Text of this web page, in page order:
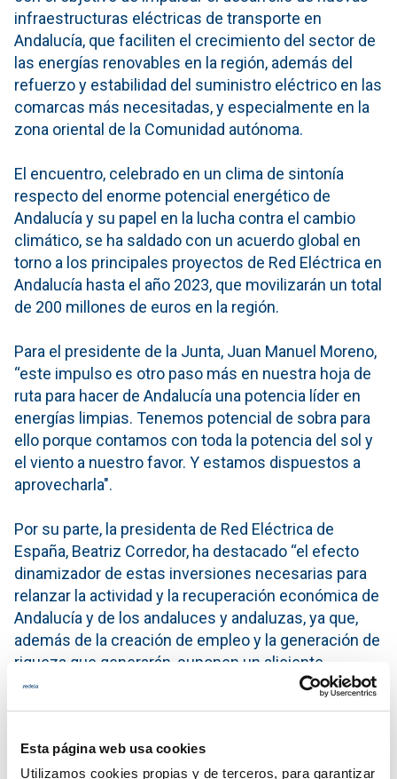
Esta página web usa cookies
Utilizamos cookies propias y de terceros, para garantizar
infraestructuras eléctricas de transporte en
Andalucía, que faciliten el crecimiento del sector de
las energías renovables en la región, además del
refuerzo y estabilidad del suministro eléctrico en las
comarcas más necesitadas, y especialmente en la
zona oriental de la Comunidad autónoma.
El encuentro, celebrado en un clima de sintonía
respecto del enorme potencial energético de
Andalucía y su papel en la lucha contra el cambio
climático, se ha saldado con un acuerdo global en
torno a los principales proyectos de Red Eléctrica en
Andalucía hasta el año 2023, que movilizarán un total
de 200 millones de euros en la región.
Para el presidente de la Junta, Juan Manuel Moreno,
“este impulso es otro paso más en nuestra hoja de
ruta para hacer de Andalucía una potencia líder en
energías limpias. Tenemos potencial de sobra para
ello porque contamos con toda la potencia del sol y
el viento a nuestro favor. Y estamos dispuestos a
aprovecharla".
Por su parte, la presidenta de Red Eléctrica de
España, Beatriz Corredor, ha destacado “el efecto
dinamizador de estas inversiones necesarias para
relanzar la actividad y la recuperación económica de
Andalucía y de los andaluces y andaluzas, ya que,
además de la creación de empleo y la generación de
riqueza que generarán, suponen un aliciente
indispensable para atraer nuevas inversiones que
impulsen el tejido productivo de Andalucía
el que estamos viviendo con la pandemia”.
En este sentido y según las estimaciones de la